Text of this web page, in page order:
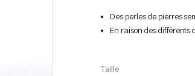
Des perles de pierres
En raison des différents
Taille